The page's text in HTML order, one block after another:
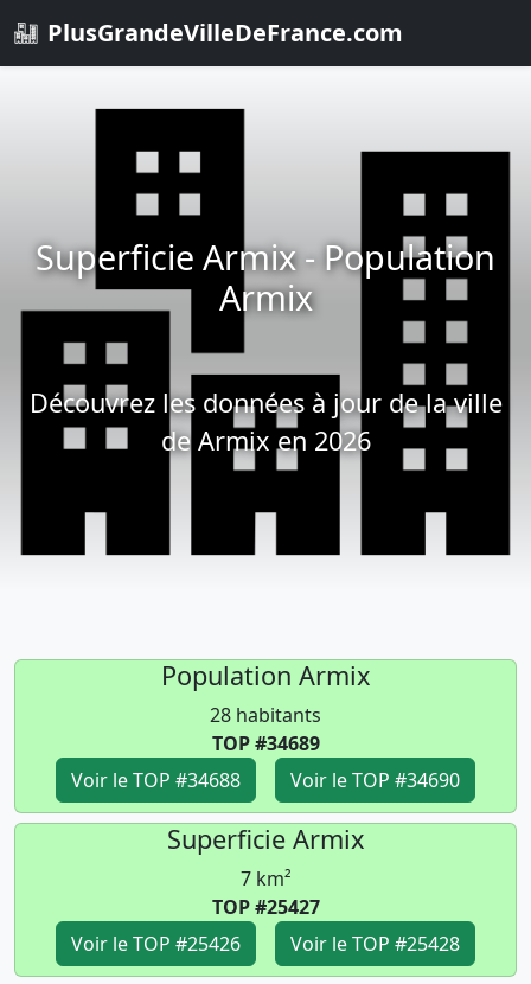
PlusGrandeVilleDeFrance.com
Superficie Armix - Population
Armix
Découvrez les données à jour de la ville
de Armix en 2026
Population Armix
28 habitants
TOP #34689
Voir le TOP #34688
Voir le TOP #34690
Superficie Armix
7 km²
TOP #25427
Voir le TOP #25426
Voir le TOP #25428